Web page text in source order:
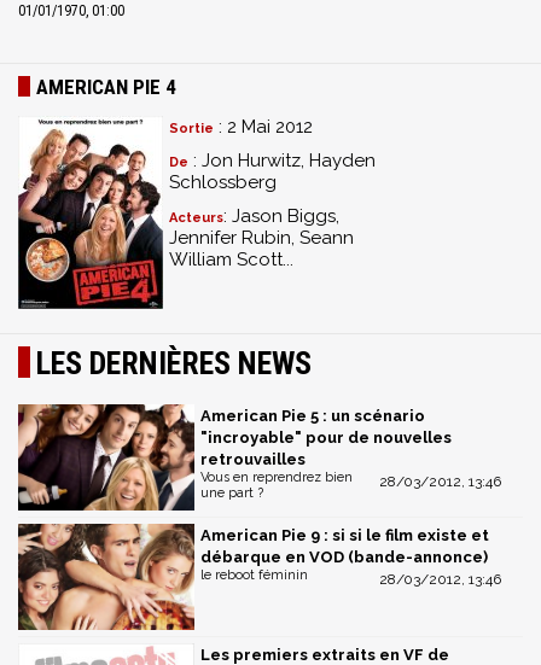
01/01/1970, 01:00
AMERICAN PIE 4
Sortie : 2 Mai 2012
De : Jon Hurwitz, Hayden
Schlossberg
Acteurs: Jason Biggs,
Jennifer Rubin, Seann
William Scott...
LES DERNIÈRES NEWS
American Pie 5 : un scénario
"incroyable" pour de nouvelles
retrouvailles
28/03/2012, 13:46
Vous en reprendrez bien
une part ?
American Pie 9 : si si le film existe et
débarque en VOD (bande-annonce)
28/03/2012, 13:46
le reboot féminin
Les premiers extraits en VF de